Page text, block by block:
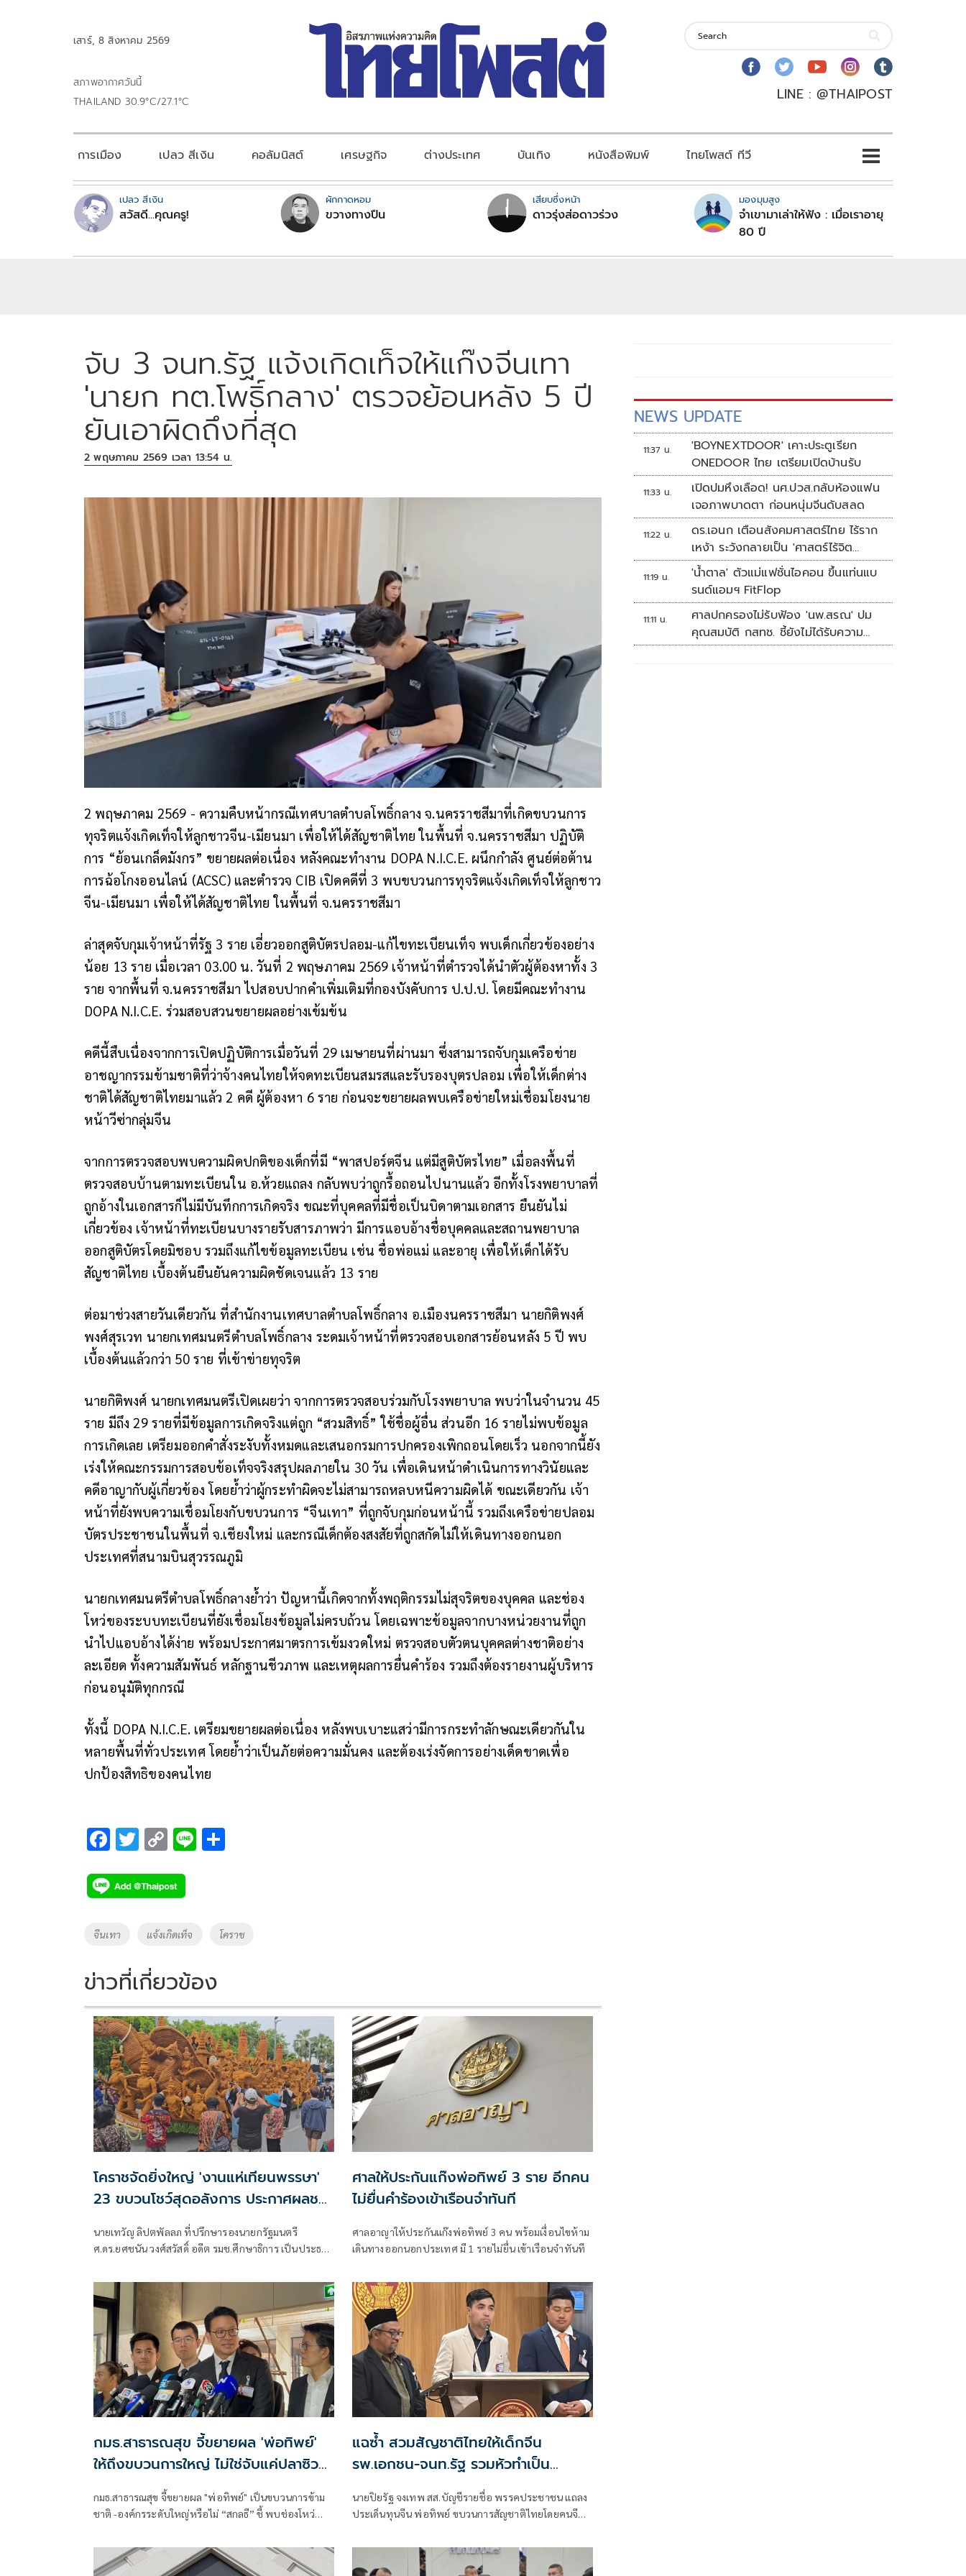
เสาร์, 8 สิงหาคม 2569
สภาพอากาศวันนี้
THAILAND 30.9°C/27.1°C
LINE : @THAIPOST
การเมือง เปลว สีเงิน คอลัมนิสต์ เศรษฐกิจ ต่างประเทศ บันเทิง หนังสือพิมพ์ ไทยโพสต์ ทีวี
เปลว สีเงิน
สวัสดี...คุณครู!
ผักกาดหอม
ขวางทางปืน
เสียบซึ่งหน้า
ดาวรุ่งส่อดาวร่วง
มองมุมสูง
จำเขามาเล่าให้ฟัง : เมื่อเราอายุ
80 ปี
จับ 3 จนท.รัฐ แจ้งเกิดเท็จให้แก๊งจีนเทา
'นายก ทต.โพธิ์กลาง' ตรวจย้อนหลัง 5 ปี
ยันเอาผิดถึงที่สุด
2 พฤษภาคม 2569 เวลา 13:54 น.
2 พฤษภาคม 2569 - ความคืบหน้ากรณีเทศบาลตำบลโพธิ์กลาง จ.นครราชสีมาที่เกิดขบวนการ
ทุจริตแจ้งเกิดเท็จให้ลูกชาวจีน-เมียนมา เพื่อให้ได้สัญชาติไทย ในพื้นที่ จ.นครราชสีมา ปฏิบัติ
การ “ย้อนเกล็ดมังกร” ขยายผลต่อเนื่อง หลังคณะทำงาน DOPA N.I.C.E. ผนึกกำลัง ศูนย์ต่อต้าน
การฉ้อโกงออนไลน์ (ACSC) และตำรวจ CIB เปิดคดีที่ 3 พบขบวนการทุจริตแจ้งเกิดเท็จให้ลูกชาว
จีน-เมียนมา เพื่อให้ได้สัญชาติไทย ในพื้นที่ จ.นครราชสีมา
ล่าสุดจับกุมเจ้าหน้าที่รัฐ 3 ราย เอี่ยวออกสูติบัตรปลอม-แก้ไขทะเบียนเท็จ พบเด็กเกี่ยวข้องอย่าง
น้อย 13 ราย เมื่อเวลา 03.00 น. วันที่ 2 พฤษภาคม 2569 เจ้าหน้าที่ตำรวจได้นำตัวผู้ต้องหาทั้ง 3
ราย จากพื้นที่ จ.นครราชสีมา ไปสอบปากคำเพิ่มเติมที่กองบังคับการ ป.ป.ป. โดยมีคณะทำงาน
DOPA N.I.C.E. ร่วมสอบสวนขยายผลอย่างเข้มข้น
คดีนี้สืบเนื่องจากการเปิดปฏิบัติการเมื่อวันที่ 29 เมษายนที่ผ่านมา ซึ่งสามารถจับกุมเครือข่าย
อาชญากรรมข้ามชาติที่ว่าจ้างคนไทยให้จดทะเบียนสมรสและรับรองบุตรปลอม เพื่อให้เด็กต่าง
ชาติได้สัญชาติไทยมาแล้ว 2 คดี ผู้ต้องหา 6 ราย ก่อนจะขยายผลพบเครือข่ายใหม่เชื่อมโยงนาย
หน้าวีซ่ากลุ่มจีน
จากการตรวจสอบพบความผิดปกติของเด็กที่มี “พาสปอร์ตจีน แต่มีสูติบัตรไทย” เมื่อลงพื้นที่
ตรวจสอบบ้านตามทะเบียนใน อ.ห้วยแถลง กลับพบว่าถูกรื้อถอนไปนานแล้ว อีกทั้งโรงพยาบาลที่
ถูกอ้างในเอกสารก็ไม่มีบันทึกการเกิดจริง ขณะที่บุคคลที่มีชื่อเป็นบิดาตามเอกสาร ยืนยันไม่
เกี่ยวข้อง เจ้าหน้าที่ทะเบียนบางรายรับสารภาพว่า มีการแอบอ้างชื่อบุคคลและสถานพยาบาล
ออกสูติบัตรโดยมิชอบ รวมถึงแก้ไขข้อมูลทะเบียน เช่น ชื่อพ่อแม่ และอายุ เพื่อให้เด็กได้รับ
สัญชาติไทย เบื้องต้นยืนยันความผิดชัดเจนแล้ว 13 ราย
ต่อมาช่วงสายวันเดียวกัน ที่สำนักงานเทศบาลตำบลโพธิ์กลาง อ.เมืองนครราชสีมา นายกิติพงศ์
พงศ์สุรเวท นายกเทศมนตรีตำบลโพธิ์กลาง ระดมเจ้าหน้าที่ตรวจสอบเอกสารย้อนหลัง 5 ปี พบ
เบื้องต้นแล้วกว่า 50 ราย ที่เข้าข่ายทุจริต
นายกิติพงศ์ นายกเทศมนตรีเปิดเผยว่า จากการตรวจสอบร่วมกับโรงพยาบาล พบว่าในจำนวน 45
ราย มีถึง 29 รายที่มีข้อมูลการเกิดจริงแต่ถูก “สวมสิทธิ์” ใช้ชื่อผู้อื่น ส่วนอีก 16 รายไม่พบข้อมูล
การเกิดเลย เตรียมออกคำสั่งระงับทั้งหมดและเสนอกรมการปกครองเพิกถอนโดยเร็ว นอกจากนี้ยัง
เร่งให้คณะกรรมการสอบข้อเท็จจริงสรุปผลภายใน 30 วัน เพื่อเดินหน้าดำเนินการทางวินัยและ
คดีอาญากับผู้เกี่ยวข้อง โดยย้ำว่าผู้กระทำผิดจะไม่สามารถหลบหนีความผิดได้ ขณะเดียวกัน เจ้า
หน้าที่ยังพบความเชื่อมโยงกับขบวนการ “จีนเทา” ที่ถูกจับกุมก่อนหน้านี้ รวมถึงเครือข่ายปลอม
บัตรประชาชนในพื้นที่ จ.เชียงใหม่ และกรณีเด็กต้องสงสัยที่ถูกสกัดไม่ให้เดินทางออกนอก
ประเทศที่สนามบินสุวรรณภูมิ
นายกเทศมนตรีตำบลโพธิ์กลางย้ำว่า ปัญหานี้เกิดจากทั้งพฤติกรรมไม่สุจริตของบุคคล และช่อง
โหว่ของระบบทะเบียนที่ยังเชื่อมโยงข้อมูลไม่ครบถ้วน โดยเฉพาะข้อมูลจากบางหน่วยงานที่ถูก
นำไปแอบอ้างได้ง่าย พร้อมประกาศมาตรการเข้มงวดใหม่ ตรวจสอบตัวตนบุคคลต่างชาติอย่าง
ละเอียด ทั้งความสัมพันธ์ หลักฐานชีวภาพ และเหตุผลการยื่นคำร้อง รวมถึงต้องรายงานผู้บริหาร
ก่อนอนุมัติทุกกรณี
ทั้งนี้ DOPA N.I.C.E. เตรียมขยายผลต่อเนื่อง หลังพบเบาะแสว่ามีการกระทำลักษณะเดียวกันใน
หลายพื้นที่ทั่วประเทศ โดยย้ำว่าเป็นภัยต่อความมั่นคง และต้องเร่งจัดการอย่างเด็ดขาดเพื่อ
ปกป้องสิทธิของคนไทย
F
e
b
o
k
T
tt
er
C
p
y
Li
k
Li
Tags
จีนเทา แจ้งเกิดเท็จ โคราช
ข่าวที่เกี่ยวข้อง
โคราชจัดยิ่งใหญ่ 'งานแห่เทียนพรรษา'
23 ขบวนโชว์สุดอลังการ ประกาศผลชนะ
นายเทวัญ ลิปตพัลลภ ที่ปรึกษารองนายกรัฐมนตรี
ศ.ดร.ยศชนัน วงศ์สวัสดิ์ อดีต รมช.ศึกษาธิการ เป็นประธาน
ประจำปี 2569 ภายใต้ชื่องาน “พุทธศิลป์ และแสงธรรม
แห่งศรัทธา” ชิงถ้วยพระราชทาน สมเด็จพระกนิษฐาธิราช
เจ้า
ศาลให้ประกันแก๊งพ่อทิพย์ 3 ราย อีกคน
ไม่ยื่นคำร้องเข้าเรือนจำทันที
ศาลอาญาให้ประกันแก๊งพ่อทิพย์ 3 คน พร้อมเงื่อนไขห้าม
เดินทางออกนอกประเทศ มี 1 รายไม่ยื่น เข้าเรือนจำทันที
กมธ.สาธารณสุข จี้ขยายผล 'พ่อทิพย์'
ให้ถึงขบวนการใหญ่ ไม่ใช่จับแค่ปลาซิว
กมธ.สาธารณสุข จี้ขยายผล "พ่อทิพย์" เป็นขบวนการข้าม
ชาติ -องค์กรระดับใหญ่หรือไม่ “สกลธี” ชี้ พบช่องโหว่
ตรวจดีเอ็นเอ พ่อ-แม่ ต้องสงสัย จ่อ ประสานกต. เช็กพาส
ปอร์ตเด็กย้อนหลัง หวั่น มีอีกนับพันเคส ทั่วประเทศ เผย
แฉซ้ำ สวมสัญชาติไทยให้เด็กจีน
รพ.เอกชน-จนท.รัฐ รวมหัวทำเป็น
ขบวนการแต่ยังลอยนวล
นายปิยรัฐ จงเทพ สส.บัญชีรายชื่อ พรรคประชาชน แถลง
ประเด็นทุนจีน พ่อทิพย์ ขบวนการสัญชาติไทยโดยคนจีน
เน่าเฟะของระบบราชการไทย และระบบสาธารณสุขของ
ไทย รวมถึงกระบวนการได้มาซึ่งสัญชา
NEWS UPDATE
11:37 น.
'BOYNEXTDOOR' เคาะประตูเรียก
ONEDOOR ไทย เตรียมเปิดบ้านรับ
11:33 น.
เปิดปมหึงเลือด! นศ.ปวส.กลับห้องแฟน
เจอภาพบาดตา ก่อนหนุ่มจีนดับสลด
11:22 น.
ดร.เอนก เตือนสังคมศาสตร์ไทย ไร้ราก
เหง้า ระวังกลายเป็น 'ศาสตร์ไร้จิต
วิญญาณ'
11:19 น.
'น้ำตาล' ตัวแม่แฟชั่นไอคอน ขึ้นแท่นแบ
รนด์แอมฯ FitFlop
11:11 น.
ศาลปกครองไม่รับฟ้อง 'นพ.สรณ' ปม
คุณสมบัติ กสทช. ชี้ยังไม่ได้รับความ
เดือดร้อนเสียหาย